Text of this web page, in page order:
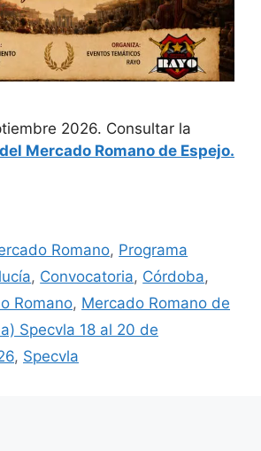
2026. Consultar la
Mercado Romano de Espejo.
Romano, Programa
, Convocatoria, Córdoba,
Romano, Mercado Romano de
Specvla 18 al 20 de
, Specvla